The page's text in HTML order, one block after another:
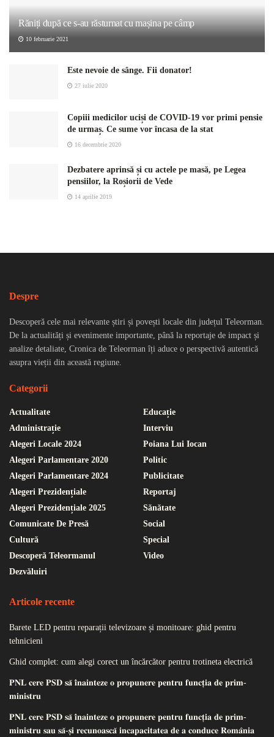
Răniți după ce s-au răsturnat cu mașina pe câmp
10 februarie 2021
Este nevoie de sânge. Fii donator!
27 iulie 2020
Copiii medicilor uciși de COVID-19 vor primi pensie
de urmaș. Ce sume vor încasa de la stat
16 decembrie 2020
Dezbatere aprinsă și cu actele pe masă, pe Legea
pensiilor, la Roșiorii de Vede
14 aprilie 2019
Despre
Descoperă cele mai relevante știri și povești locale din județul Teleorman.
De la actualități și evenimente importante, până la reportaje de impact și
analize detaliate, Cronica de Teleorman îți aduce o perspectivă autentică
asupra vieții din această regiune.
Categorii
Actualitate
Administrație
Alegeri Locale 2024
Alegeri Parlamentare 2020
Alegeri Parlamentare 2024
Alegeri Prezidențiale
Alegeri Prezidențiale 2025
Comunicate De Presă
Cultură
Descoperă Teleormanul
Dezvăluiri
Educație
Interviu
Poiana Lui Iocan
Politic
Publicitate
Reportaj
Sănătate
Social
Special
Video
Articole recente
Barete LED pentru reparații televizoare și monitoare: ghid pentru
tehnicieni
Ghid complet: cum alegi corect un încărcător pentru trotineta electrică
𝐏𝐍𝐋 𝐜𝐞𝐫𝐞 𝐏𝐒𝐃 𝐬𝐚̆ 𝐢̂𝐧𝐚𝐢𝐧𝐭𝐞𝐳𝐞 𝐨 𝐩𝐫𝐨𝐩𝐮𝐧𝐞𝐫𝐞 𝐩𝐞𝐧𝐭𝐫𝐮 𝐟𝐮𝐧𝐜𝐭̦𝐢𝐚 𝐝𝐞 𝐩𝐫𝐢𝐦-
𝐦𝐢𝐧𝐢𝐬𝐭𝐫𝐮
𝐏𝐍𝐋 𝐜𝐞𝐫𝐞 𝐏𝐒𝐃 𝐬𝐚̆ 𝐢̂𝐧𝐚𝐢𝐧𝐭𝐞𝐳𝐞 𝐨 𝐩𝐫𝐨𝐩𝐮𝐧𝐞𝐫𝐞 𝐩𝐞𝐧𝐭𝐫𝐮 𝐟𝐮𝐧𝐜𝐭̦𝐢𝐚 𝐝𝐞 𝐩𝐫𝐢𝐦-
𝐦𝐢𝐧𝐢𝐬𝐭𝐫𝐮 𝐬𝐚𝐮 𝐬𝐚̆-𝐬̦𝐢 𝐫𝐞𝐜𝐮𝐧𝐨𝐚𝐬𝐜𝐚̆ 𝐢𝐧𝐜𝐚𝐩𝐚𝐜𝐢𝐭𝐚𝐭𝐞𝐚 𝐝𝐞 𝐚 𝐜𝐨𝐧𝐝𝐮𝐜𝐞 𝐑𝐨𝐦𝐚̂𝐧𝐢𝐚